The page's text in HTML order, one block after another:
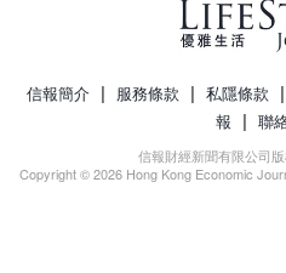
信報簡介 | 服務條款 | 私隱條款 |
報 | 聯
信報財經新聞有限公司版
Copyright © 2026 Hong Kong Economic